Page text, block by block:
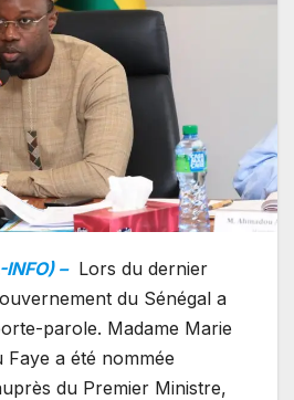
– Lors du dernier
du Sénégal a
parole. Madame Marie
Faye a été nommée
du Premier Ministre,